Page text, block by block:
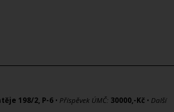
198/2, P-6 • Příspěvek ÚMČ: 30000,-Kč • Další